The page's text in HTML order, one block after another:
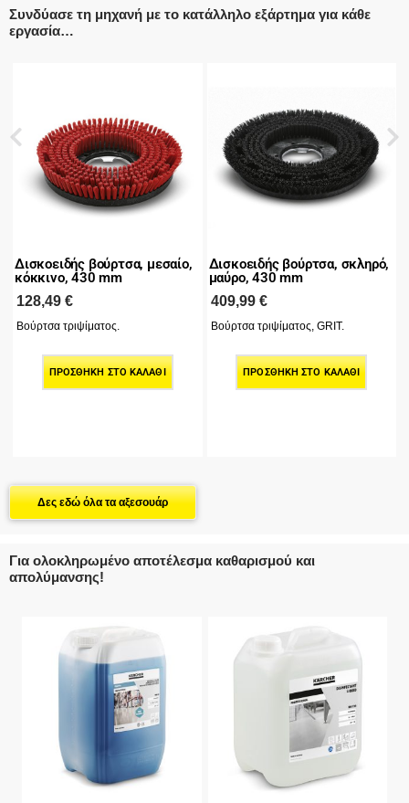
Συνδύασε τη μηχανή με το κατάλληλο εξάρτημα για κάθε
εργασία…
Δισκοειδής βούρτσα, μεσαίο,
κόκκινο, 430 mm
128,49 €
Βούρτσα τριψίματος.
ΠΡΟΣΘΉΚΗ ΣΤΟ ΚΑΛΆΘΙ
Δισκοειδής βούρτσα, σκληρό,
μαύρο, 430 mm
409,99 €
Βούρτσα τριψίματος, GRIT.
ΠΡΟΣΘΉΚΗ ΣΤΟ ΚΑΛΆΘΙ
Δες εδώ όλα τα αξεσουάρ
Για ολοκληρωμένο αποτέλεσμα καθαρισμού και
απολύμανσης!